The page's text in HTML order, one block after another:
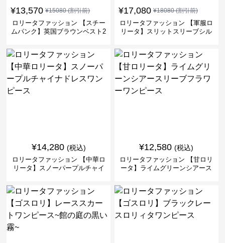
¥13,570 ¥15080(割引前)
ロリータファッション 【スチー
ムパンク】英国ブラウンベスト2
¥17,080 ¥18080(割引前)
ロリータファッション 【軍服ロ
リータ】スリットスリーブシル
¥14,280 (税込)
ロリータファッション 【中華ロ
リータ】スノーパープルチャイ
¥12,580 (税込)
ロリータファッション 【甘ロリ
ータ】ライムグリーンシアース